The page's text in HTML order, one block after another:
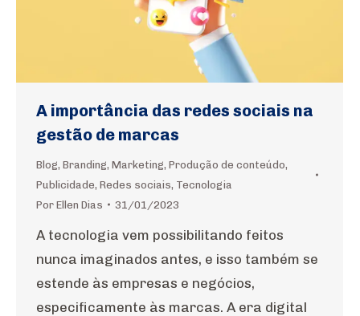
A importância das redes sociais na
gestão de marcas
Blog, Branding, Marketing, Produção de conteúdo,
Publicidade, Redes sociais, Tecnologia
Por Ellen Dias 31/01/2023
A tecnologia vem possibilitando feitos
nunca imaginados antes, e isso também se
estende às empresas e negócios,
especificamente às marcas. A era digital